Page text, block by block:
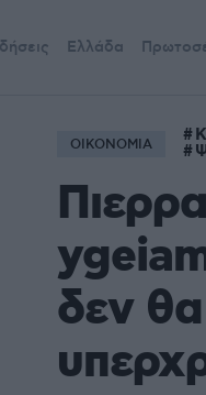
Ελλάδα
ΟΙΚΟΝΟΜΙΑ
δεν θα